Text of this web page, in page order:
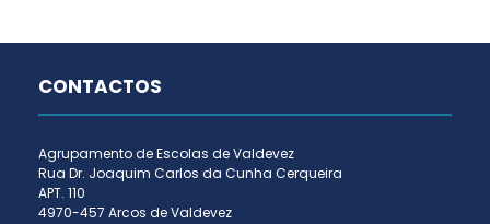
CONTACTOS
Agrupamento de Escolas de Valdevez
Rua Dr. Joaquim Carlos da Cunha Cerqueira
APT. 110
4970-457 Arcos de Valdevez